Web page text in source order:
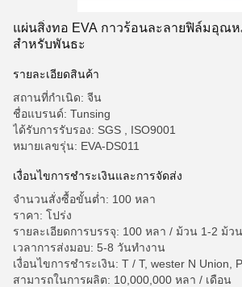
แผ่นสิ่งทอ EVA กาวร้อนละลายฟิล์มอุณ
สำหรับพันธะ
รายละเอียดสินค้า
สถานที่กำเนิด: จีน
ชื่อแบรนด์: Tunsing
ได้รับการรับรอง: SGS , ISO9001
หมายเลขรุ่น: EVA-DS011
เงื่อนไขการชำระเงินและการจัดส่ง
จำนวนสั่งซื้อขั้นต่ำ: 100 หลา
ราคา: โปร่ง
รายละเอียดการบรรจุ: 100 หลา / ม้วน 1-2 ม้ว
เวลาการส่งมอบ: 5-8 วันทำงาน
เงื่อนไขการชำระเงิน: T / T, wester N Union,
สามารถในการผลิต: 10,000,000 หลา / เดือน